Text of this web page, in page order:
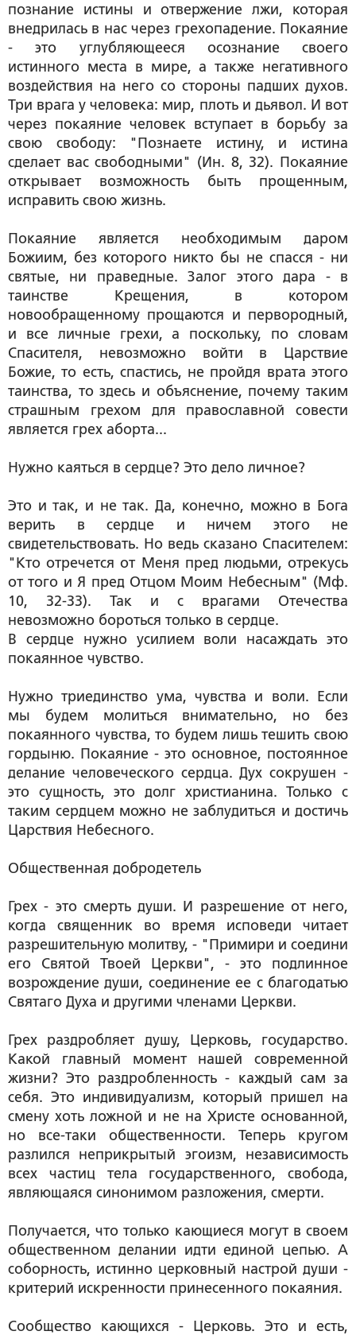
познание истины и отвержение лжи, которая
внедрилась в нас через грехопадение. Покаяние
- это углубляющееся осознание своего
истинного места в мире, а также негативного
воздействия на него со стороны падших духов.
Три врага у человека: мир, плоть и дьявол. И вот
через покаяние человек вступает в борьбу за
свою свободу: "Познаете истину, и истина
сделает вас свободными" (Ин. 8, 32). Покаяние
открывает возможность быть прощенным,
исправить свою жизнь.
Покаяние является необходимым даром
Божиим, без которого никто бы не спасся - ни
святые, ни праведные. Залог этого дара - в
таинстве Крещения, в котором
новообращенному прощаются и первородный,
и все личные грехи, а поскольку, по словам
Спасителя, невозможно войти в Царствие
Божие, то есть, спастись, не пройдя врата этого
таинства, то здесь и объяснение, почему таким
страшным грехом для православной совести
является грех аборта...
Нужно каяться в сердце? Это дело личное?
Это и так, и не так. Да, конечно, можно в Бога
верить в сердце и ничем этого не
свидетельствовать. Но ведь сказано Спасителем:
"Кто отречется от Меня пред людьми, отрекусь
от того и Я пред Отцом Моим Небесным" (Мф.
10, 32-33). Так и с врагами Отечества
невозможно бороться только в сердце.
В сердце нужно усилием воли насаждать это
покаянное чувство.
Нужно триединство ума, чувства и воли. Если
мы будем молиться внимательно, но без
покаянного чувства, то будем лишь тешить свою
гордыню. Покаяние - это основное, постоянное
делание человеческого сердца. Дух сокрушен -
это сущность, это долг христианина. Только с
таким сердцем можно не заблудиться и достичь
Царствия Небесного.
Общественная добродетель
Грех - это смерть души. И разрешение от него,
когда священник во время исповеди читает
разрешительную молитву, - "Примири и соедини
его Святой Твоей Церкви", - это подлинное
возрождение души, соединение ее с благодатью
Святаго Духа и другими членами Церкви.
Грех раздробляет душу, Церковь, государство.
Какой главный момент нашей современной
жизни? Это раздробленность - каждый сам за
себя. Это индивидуализм, который пришел на
смену хоть ложной и не на Христе основанной,
но все-таки общественности. Теперь кругом
разлился неприкрытый эгоизм, независимость
всех частиц тела государственного, свобода,
являющаяся синонимом разложения, смерти.
Получается, что только кающиеся могут в своем
общественном делании идти единой цепью. А
соборность, истинно церковный настрой души -
критерий искренности принесенного покаяния.
Сообщество кающихся - Церковь. Это и есть,